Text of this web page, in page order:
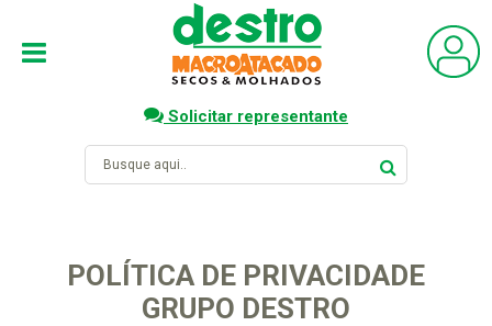
Solicitar representante
POLÍTICA DE PRIVACIDADE
GRUPO DESTRO